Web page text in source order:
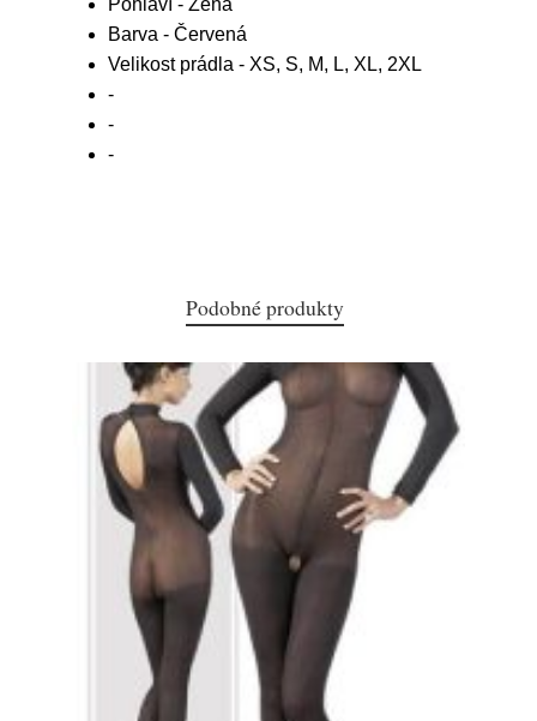
Pohlaví - Žena
Barva - Červená
Velikost prádla - XS, S, M, L, XL, 2XL
-
-
-
Podobné produkty